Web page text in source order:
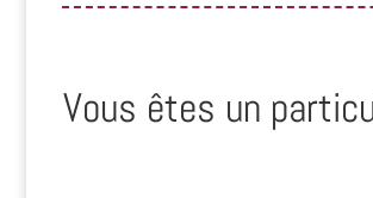
Vous êtes un